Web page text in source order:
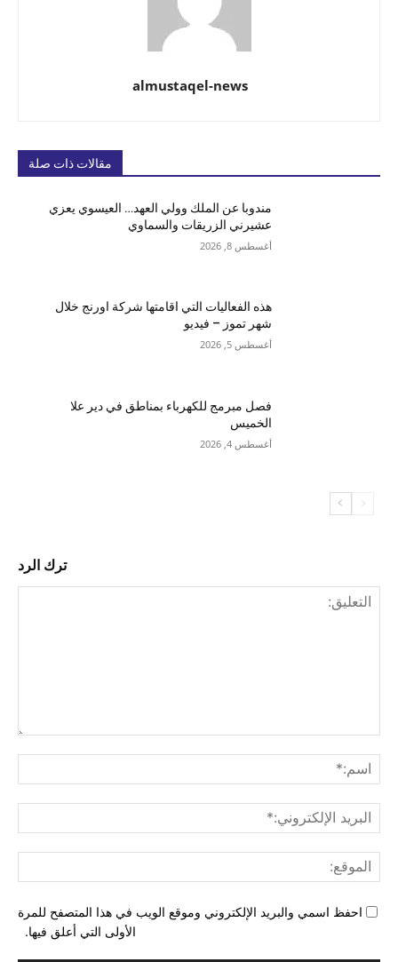
almustaqel-news
مقالات ذات صلة
مندوبا عن الملك وولي العهد… العيسوي يعزي
عشيرني الزريقات والسماوي
أغسطس 8, 2026
هذه الفعاليات التي اقامتها شركة اورنج خلال
شهر تموز – فيديو
أغسطس 5, 2026
فصل مبرمج للكهرباء بمناطق في دير علا
الخميس
أغسطس 4, 2026
ترك الرد
احفظ اسمي والبريد الإلكتروني وموقع الويب في هذا المتصفح للمرة
الأولى التي أعلق فيها.